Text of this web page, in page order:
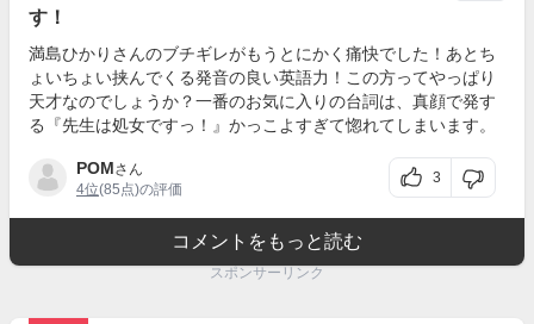
す！
満島ひかりさんのブチギレがもうとにかく痛快でした！あとち
ょいちょい挟んでくる発音の良い英語力！この方ってやっぱり
天才なのでしょうか？一番のお気に入りの台詞は、真顔で発す
る『先生は処女ですっ！』かっこよすぎて惚れてしまいます。
POMさん
4位(85点)の評価
3
コメントをもっと読む
スポンサーリンク